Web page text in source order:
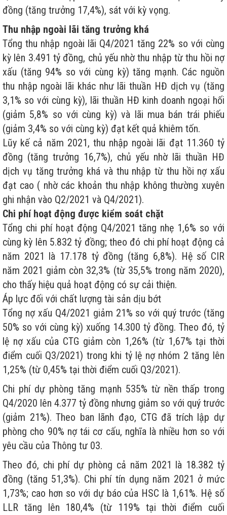
đồng (tăng trưởng 17,4%), sát với kỳ vọng.
Thu nhập ngoài lãi tăng trưởng khá
Tổng thu nhập ngoài lãi Q4/2021 tăng 22% so với cùng
kỳ lên 3.491 tỷ đồng, chủ yếu nhờ thu nhập từ thu hồi nợ
xấu (tăng 94% so với cùng kỳ) tăng mạnh. Các nguồn
thu nhập ngoài lãi khác như lãi thuần HĐ dịch vụ (tăng
3,1% so với cùng kỳ), lãi thuần HĐ kinh doanh ngoại hối
(giảm 5,8% so với cùng kỳ) và lãi mua bán trái phiếu
(giảm 3,4% so với cùng kỳ) đạt kết quả khiêm tốn.
Lũy kế cả năm 2021, thu nhập ngoài lãi đạt 11.360 tỷ
đồng (tăng trưởng 16,7%), chủ yếu nhờ lãi thuần HĐ
dịch vụ tăng trưởng khá và thu nhập từ thu hồi nợ xấu
đạt cao ( nhờ các khoản thu nhập không thường xuyên
ghi nhận vào Q2/2021 và Q4/2021).
Chi phí hoạt động được kiểm soát chặt
Tổng chi phí hoạt động Q4/2021 tăng nhẹ 1,6% so với
cùng kỳ lên 5.832 tỷ đồng; theo đó chi phí hoạt động cả
năm 2021 là 17.178 tỷ đồng (tăng 6,8%). Hệ số CIR
năm 2021 giảm còn 32,3% (từ 35,5% trong năm 2020),
cho thấy hiệu quả hoạt động có sự cải thiện.
Áp lực đối với chất lượng tài sản dịu bớt
Tổng nợ xấu Q4/2021 giảm 21% so với quý trước (tăng
50% so với cùng kỳ) xuống 14.300 tỷ đồng. Theo đó, tỷ
lệ nợ xấu của CTG giảm còn 1,26% (từ 1,67% tại thời
điểm cuối Q3/2021) trong khi tỷ lệ nợ nhóm 2 tăng lên
1,25% (từ 0,45% tại thời điểm cuối Q3/2021).
Chi phí dự phòng tăng mạnh 535% từ nền thấp trong
Q4/2020 lên 4.377 tỷ đồng nhưng giảm so với quý trước
(giảm 21%). Theo ban lãnh đạo, CTG đã trích lập dự
phòng cho 90% nợ tái cơ cấu, nghĩa là nhiều hơn so với
yêu cầu của Thông tư 03.
Theo đó, chi phí dự phòng cả năm 2021 là 18.382 tỷ
đồng (tăng 51,3%). Chi phí tín dụng năm 2021 ở mức
1,73%; cao hơn so với dự báo của HSC là 1,61%. Hệ số
LLR tăng lên 180,4% (từ 119% tại thời điểm cuối